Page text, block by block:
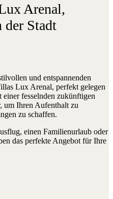
Arenal,
der Stadt
und entspannenden
Lux Arenal, perfekt gelegen
fesselnden zukünftigen
um Ihren Aufenthalt zu
zu schaffen.
einen Familienurlaub oder
das perfekte Angebot für Ihre